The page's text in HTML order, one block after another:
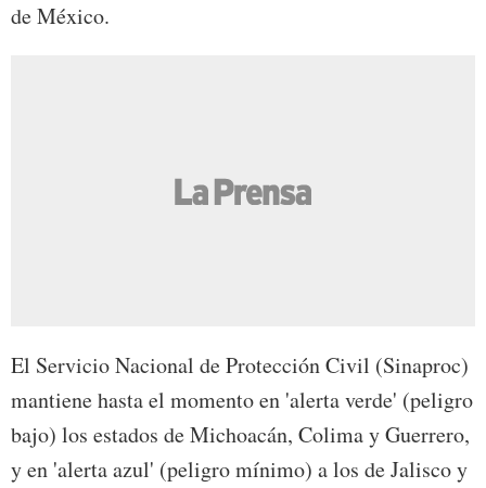
de México.
El Servicio Nacional de Protección Civil (Sinaproc)
mantiene hasta el momento en 'alerta verde' (peligro
bajo) los estados de Michoacán, Colima y Guerrero,
y en 'alerta azul' (peligro mínimo) a los de Jalisco y